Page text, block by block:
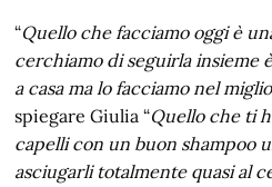
“Quello che facciamo oggi è
cerchiamo di seguirla insieme
a casa ma lo facciamo nel
spiegare Giulia “Quello che ti
capelli con un buon shampoo
asciugarli totalmente quasi al